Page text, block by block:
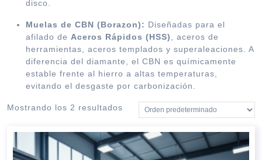
disco.
Muelas de CBN (Borazon): Diseñadas para el
afilado de Aceros Rápidos (HSS), aceros de
herramientas, aceros templados y superaleaciones. A
diferencia del diamante, el CBN es químicamente
estable frente al hierro a altas temperaturas,
evitando el desgaste por carbonización.
Mostrando los 2 resultados